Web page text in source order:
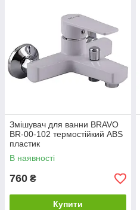
Змішувач для ванни BRAVO
BR-00-102 термостійкий ABS
пластик
В наявності
760 ₴
Купити